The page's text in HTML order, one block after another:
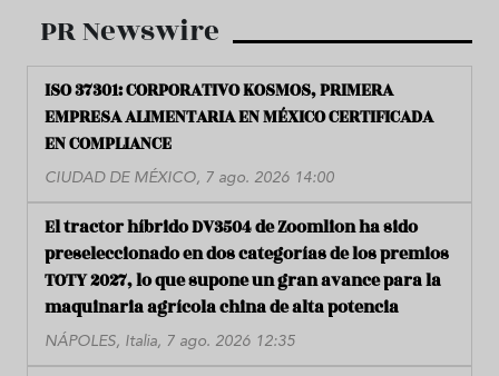
PR Newswire
ISO 37301: CORPORATIVO KOSMOS, PRIMERA
EMPRESA ALIMENTARIA EN MÉXICO CERTIFICADA
EN COMPLIANCE
CIUDAD DE MÉXICO, 7 ago. 2026 14:00
El tractor híbrido DV3504 de Zoomlion ha sido
preseleccionado en dos categorías de los premios
TOTY 2027, lo que supone un gran avance para la
maquinaria agrícola china de alta potencia
NÁPOLES, Italia, 7 ago. 2026 12:35